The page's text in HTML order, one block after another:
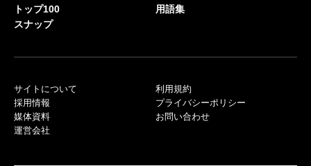
トップ100
スナップ
用語集
サイトについて
採用情報
媒体資料
運営会社
利用規約
プライバシーポリシー
お問い合わせ